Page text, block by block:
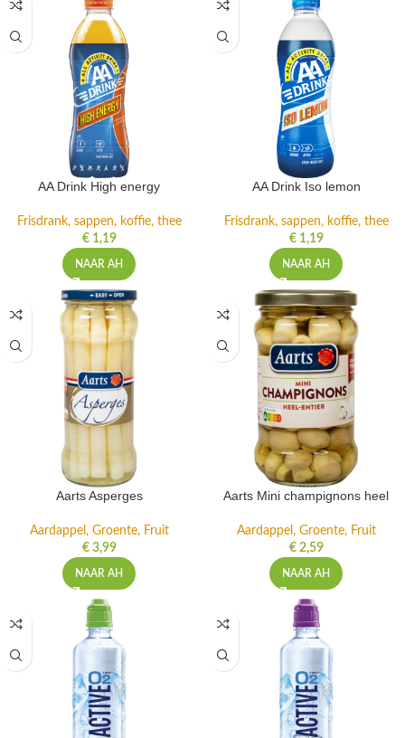
AA Drink High energy
Frisdrank, sappen, koffie, thee
€1,19
NAAR AH
AA Drink Iso lemon
Frisdrank, sappen, koffie, thee
€1,19
NAAR AH
Aarts Asperges
Aardappel, Groente, Fruit
€3,99
NAAR AH
Aarts Mini champignons heel
Aardappel, Groente, Fruit
€2,59
NAAR AH